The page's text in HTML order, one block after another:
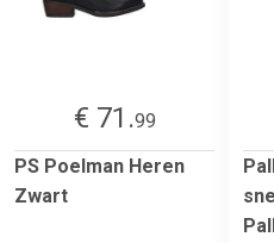
€ 71.99
PS Poelman Heren
Zwart